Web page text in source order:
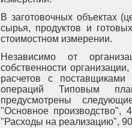
В заготовочных объектах
сырья, продуктов и
стоимостном измерении.
Независимо от
собственности
расчетов с
операций Типовым
предусмотрены
"Основное производство",
"Расходы на реализацию",